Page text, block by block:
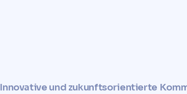
Innovative und zukunftsorientierte